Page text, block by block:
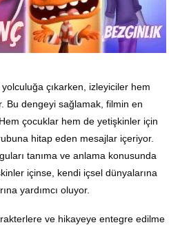
çıkarken, izleyiciler hem
Bu dengeyi sağlamak, filmin en
çocuklar hem de yetişkinler için
hitap eden mesajlar içeriyor.
tanıma ve anlama konusunda
içinse, kendi içsel dünyalarına
yardımcı oluyor.
ve hikayeye entegre edilme